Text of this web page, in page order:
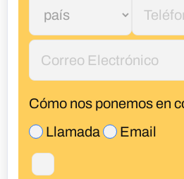
Cómo nos ponemos en
Llamada
Email